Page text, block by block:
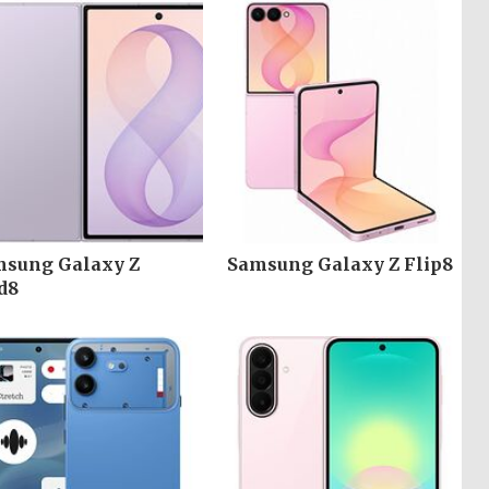
Galaxy Z
Samsung Galaxy Z Flip8